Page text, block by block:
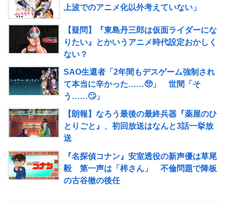
上波でのアニメ化以外考えていない」
【疑問】『東島丹三郎は仮面ライダーにな
りたい』とかいうアニメ時代設定おかしく
ない？
SAO生還者「2年間もデスゲーム強制され
て本当に辛かった……🥺」 世間「そ
う……🙄」
【朗報】なろう最後の最終兵器『薬屋のひ
とりごと』、初回放送はなんと3話一挙放
送
『名探偵コナン』安室透役の新声優は草尾
毅 第一声は「梓さん」 不倫問題で降板
の古谷徹の後任